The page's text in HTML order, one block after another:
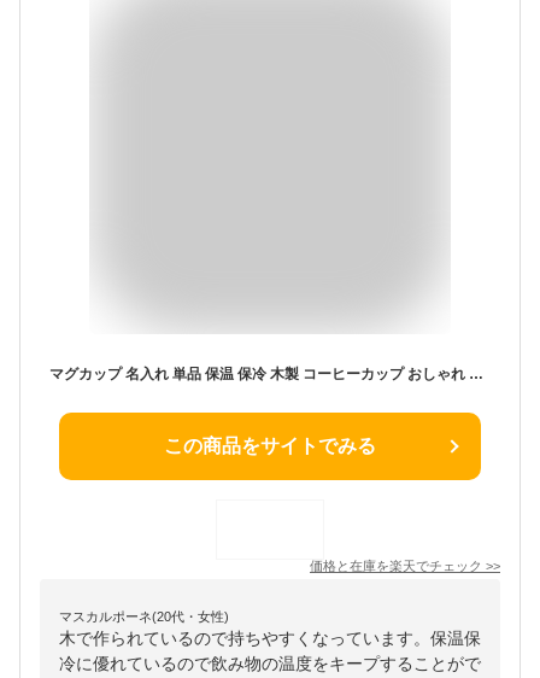
マグカップ 名入れ 単品 保温 保冷 木製 コーヒーカップ おしゃれ かわいい 両親 プレゼント スープカップ 彫刻名入れ 父の日 母の日 誕生日 プレゼント 名前入り おすすめ 記念品 キャンプ アウトドア コップ
この商品をサイトでみる
価格と在庫を楽天でチェック >>
マスカルポーネ(20代・女性)
木で作られているので持ちやすくなっています。保温保
冷に優れているので飲み物の温度をキープすることがで